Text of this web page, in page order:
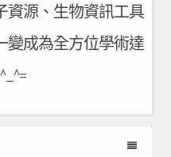
資源、生物資訊工具
變成為全方位學術達